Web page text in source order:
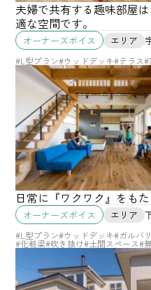
夫婦で共有する趣味部屋
適な空間です。
オーナーズボイス エリア
#L型プラン#ウッドデッキ#テラス#
日常に『ワクワク』をも
オーナーズボイス エリア
#L型プラン#ウッドデッキ#ガルバ
#化粧梁#吹き抜け#土間スペース#